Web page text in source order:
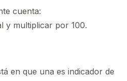
cuenta:
y multiplicar por 100.
en que una es indicador de